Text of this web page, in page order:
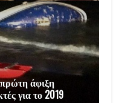
άφιξη
για το 2019